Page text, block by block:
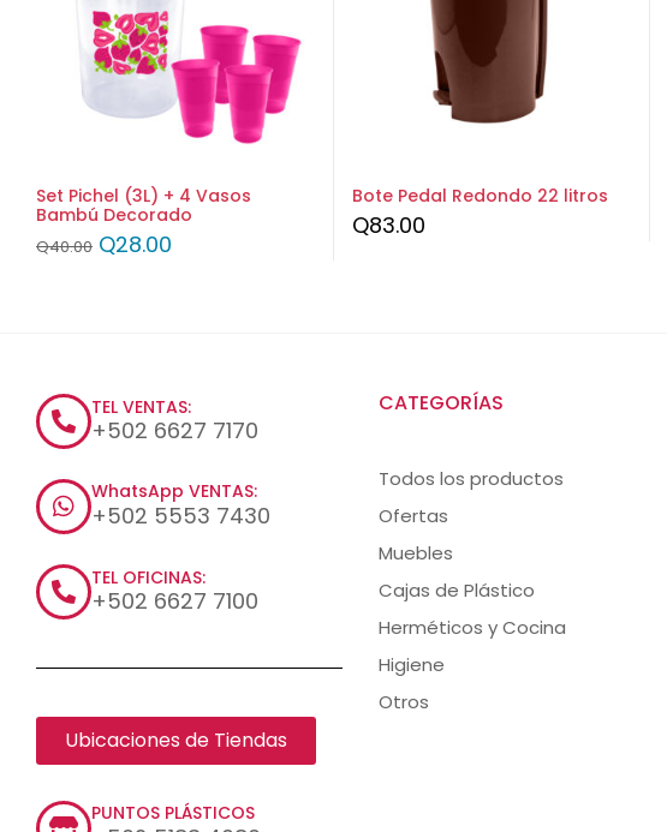
Set Pichel (3L) + 4 Vasos
Bambú Decorado
Q40.00 Q28.00
Bote Pedal Redondo 22 litros
Q83.00
TEL VENTAS:
+502 6627 7170
WhatsApp VENTAS:
+502 5553 7430
TEL OFICINAS:
+502 6627 7100
Ubicaciones de Tiendas
PUNTOS PLÁSTICOS
CATEGORÍAS
Todos los productos
Ofertas
Muebles
Cajas de Plástico
Herméticos y Cocina
Higiene
Otros